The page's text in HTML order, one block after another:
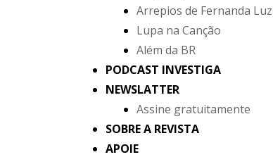
Arrepios de Fernanda
Lupa na Canção
Além da BR
PODCAST INVESTIGA
NEWSLATTER
Assine gratuitamente
SOBRE A REVISTA
APOIE